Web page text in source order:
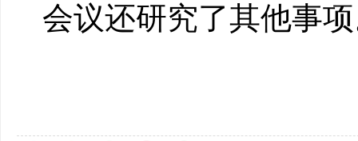
会议还研究了其他事